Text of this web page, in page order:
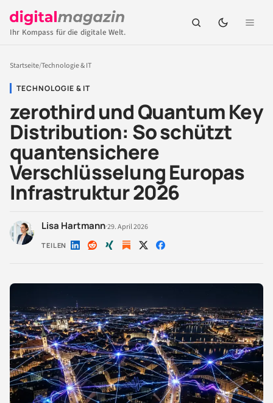
Ihr Kompass für die digitale Welt.
Startseite/Technologie & IT
TECHNOLOGIE & IT
zerothird und Quantum Key
Distribution: So schützt
quantensichere
Verschlüsselung Europas
Infrastruktur 2026
Lisa Hartmann·29. April 2026
TEILEN Auf Auf Auf Auf Auf